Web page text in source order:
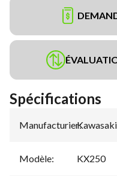
Spécifications
Manufacturier:
Kawasaki
Modèle: KX250